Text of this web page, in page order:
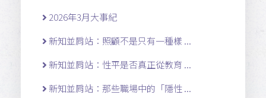
2026年3月大事紀
新知並肩站：照顧不是只有一種樣 ...
新知並肩站：性平是否真正從教育 ...
新知並肩站：那些職場中的「隱性 ...